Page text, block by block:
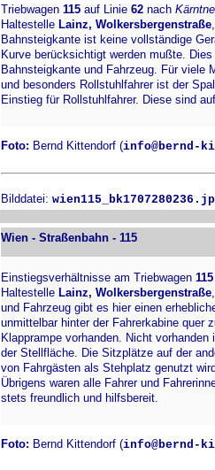
Triebwagen 115 auf Linie 62 nach
Haltestelle Lainz, Wolkersbergenstraße
Bahnsteigkante ist keine vollständige
Kurve berücksichtigt werden mußte.
Bahnsteigkante und Fahrzeug. Für viele
und besonders Rollstuhlfahrer ist der
Einstieg für Rollstuhlfahrer. Diese sind
Foto: Bernd Kittendorf (info@bernd-
Bilddatei:
Wien - Straßenbahn - 115
Einstiegsverhältnisse am Triebwagen 115
Haltestelle Lainz, Wolkersbergenstraße
und Fahrzeug gibt es hier einen
unmittelbar hinter der Fahrerkabine quer
Klapprampe vorhanden. Nicht
der Stellfläche. Die Sitzplätze auf der
von Fahrgästen als Stehplatz genutzt
Übrigens waren alle Fahrer und
stets freundlich und hilfsbereit.
Foto: Bernd Kittendorf (info@bernd-